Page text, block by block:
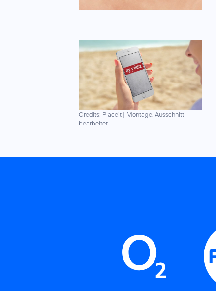
Credits: Placeit | Montage, Ausschnitt
bearbeitet